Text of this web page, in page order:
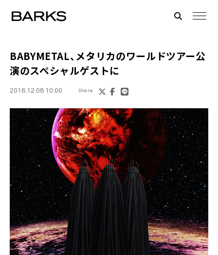
BABYMETAL、メタリカのワールドツアー公
演のスペシャルゲストに
2016.12.08 10:00 Share